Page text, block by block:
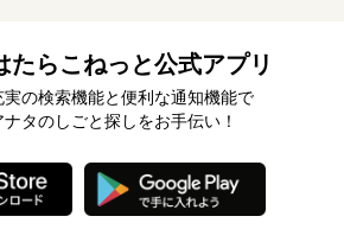
たらこねっと公式アプリ
実の検索機能と便利な通知機能で
ナタのしごと探しをお手伝い！